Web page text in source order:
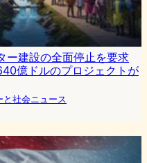
ー建設の全面停止を要求
億ドルのプロジェクトが
と社会ニュース